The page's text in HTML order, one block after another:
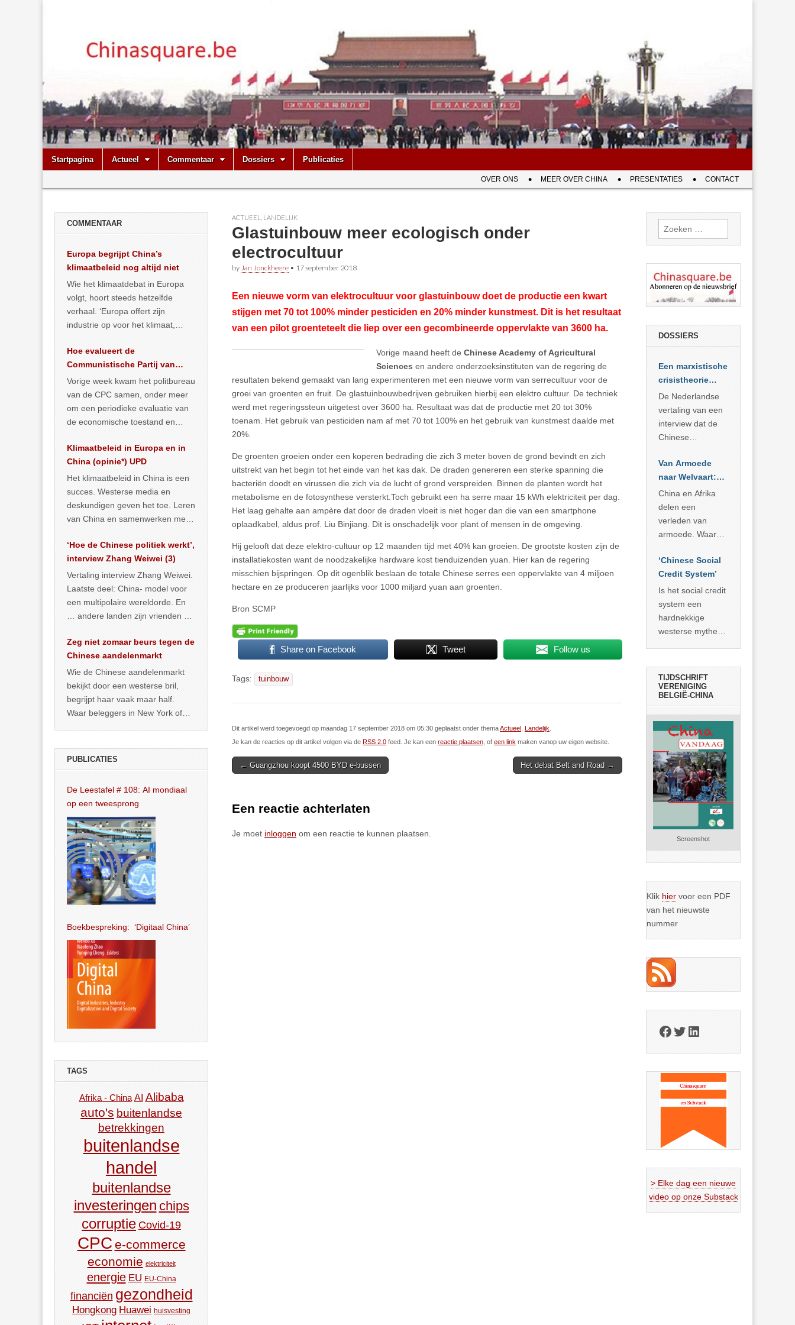
Chinasquare.be
Main
menu
Skip
Startpagina Actueel Commentaar Dossiers Publicaties
menu
OVER ONS MEER OVER CHINA PRESENTATIES CONTACT
ACTUEEL LANDELIJK
Glastuinbouw meer ecologisch onder
electrocultuur
by Jan Jonckheere • 17 september 2018
Een nieuwe vorm van elektrocultuur voor glastuinbouw doet de productie een kwart
stijgen met 70 tot 100% minder pesticiden en 20% minder kunstmest. Dit is het resultaat
van een pilot groenteteelt die liep over een gecombineerde oppervlakte van 3600 ha.
Vorige maand heeft de Chinese Academy of Agricultural
Sciences en andere onderzoeksinstituten van de regering de
resultaten bekend gemaakt van lang experimenteren met een nieuwe vorm van serrecultuur voor de
groei van groenten en fruit. De glastuinbouwbedrijven gebruiken hierbij een elektro cultuur. De techniek
werd met regeringssteun uitgetest over 3600 ha. Resultaat was dat de productie met 20 tot 30%
toenam. Het gebruik van pesticiden nam af met 70 tot 100% en het gebruik van kunstmest daalde met
20%.
De groenten groeien onder een koperen bedrading die zich 3 meter boven de grond bevindt en zich
uitstrekt van het begin tot het einde van het kas dak. De draden genereren een sterke spanning die
bacteriën doodt en virussen die zich via de lucht of grond verspreiden. Binnen de planten wordt het
metabolisme en de fotosynthese versterkt.Toch gebruikt een ha serre maar 15 kWh elektriciteit per dag.
Het laag gehalte aan ampère dat door de draden vloeit is niet hoger dan die van een smartphone
oplaadkabel, aldus prof. Liu Binjiang. Dit is onschadelijk voor plant of mensen in de omgeving.
Hij gelooft dat deze elektro-cultuur op 12 maanden tijd met 40% kan groeien. De grootste kosten zijn de
installatiekosten want de noodzakelijke hardware kost tienduizenden yuan. Hier kan de regering
misschien bijspringen. Op dit ogenblik beslaan de totale Chinese serres een oppervlakte van 4 miljoen
hectare en ze produceren jaarlijks voor 1000 miljard yuan aan groenten.
Bron SCMP
Share on Facebook Tweet Follow us
Tags: tuinbouw
Dit artikel werd toegevoegd op maandag 17 september 2018 om 05:30 geplaatst onder themaActueel Landelijk
Je kan de reacties op dit artikel volgen via de RSS 2.0 feed. Je kan een reactie plaatsen , of een link maken vanop uw eigen website.
Post
← Guangzhou koopt 4500 BYD e-bussen Het debat Belt and Road →
Een reactie achterlaten
Je moet inloggen om een reactie te kunnen plaatsen.
COMMENTAAR
Europa begrijpt China’s
klimaatbeleid nog altijd niet
Wie het klimaatdebat in Europa
volgt, hoort steeds hetzelfde
verhaal. ‘Europa offert zijn
industrie op voor het klimaat,
vergroening… >> lees meer
Hoe evalueert de
Communistische Partij van
China de economische
situatie?
Vorige week kwam het politbureau
van de CPC samen, onder meer
om een periodieke evaluatie van
de economische toestand en
publiceerden… >> lees meer
Klimaatbeleid in Europa en in
China (opinie*) UPD
Het klimaatbeleid in China is een
succes. Westerse media en
deskundigen geven het toe. Leren
van China en samenwerken met
… >> lees meer
‘Hoe de Chinese politiek werkt’,
interview Zhang Weiwei (3)
Vertaling interview Zhang Weiwei.
Laatste deel: China- model voor
een multipolaire wereldorde. En
… andere landen zijn vrienden of
Zeg niet zomaar beurs tegen de
Chinese aandelenmarkt
Wie de Chinese aandelenmarkt
bekijkt door een westerse bril,
begrijpt haar vaak maar half.
Waar beleggers in New York of
PUBLICATIES
De Leestafel # 108: AI mondiaal
op een tweesprong
Boekbespreking: ‘Digitaal China’
TAGS
Afrika - China AI Alibaba
auto's buitenlandse
betrekkingen
buitenlandse
handel
buitenlandse
investeringen chips
corruptie Covid-19
CPC e-commerce
economie elektriciteit
energie EU EU-China
financiën gezondheid
Hongkong Huawei huisvesting
Zoeken
naar:
DOSSIERS
Een marxistische
crisistheorie
voor vandaag
De Nederlandse
vertaling van een
interview dat de
Chinese
Sociale
Wetenschappen
afnam van de
Britse
marxistische
econoom Michael
zien dat
… >> lees meer
Van Armoede
naar Welvaart:
Wat Afrika kan
leren van
China’s
economisch
China en Afrika
delen een
verleden van
armoede. Waar
voorbije veertig
jaar in slaagde
meer dan 800
miljoen mensen
uit de armoede
… >> lees meer
‘Chinese Social
Credit System’
Is het social credit
system een
hardnekkige
westerse mythe of
TIJDSCHRIFT
VERENIGING
BELGIË-CHINA
Screenshot
Klik hier voor een PDF
van het nieuwste
nummer
Facebook
Twitter
LinkedIn
> Elke dag een nieuwe
video op onze Substack